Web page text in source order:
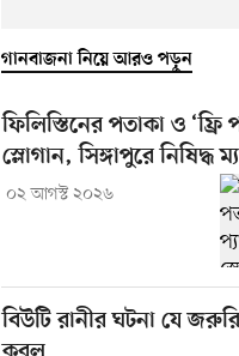
গানবাজনা নিয়ে আরও পড়ুন
ফিলিস্তিনের পতাকা ও ‘ফ্রি
স্লোগান, সিঙ্গাপুরে নিষিদ্ধ
০২ আগস্ট ২০২৬
বিউটি রানীর ঘটনা যে জরুরি